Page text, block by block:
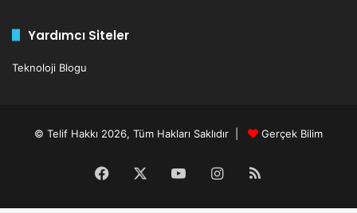
Yardımcı Siteler
Teknoloji Blogu
© Telif Hakkı 2026, Tüm Hakları Saklıdır | Gerçek Bilim
Facebook YouTubeInstagram